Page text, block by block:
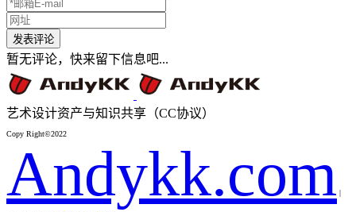
暂无评论，快来留下信息吧...
艺术设计资产与知识共享（CC协议）
Copy Right©2022
Andykk.com |